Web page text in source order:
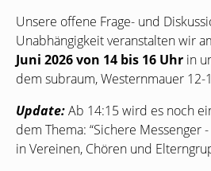
Unsere offene Frage- und
Unabhängigkeit veranstalten wir
Juni 2026 von 14 bis 16 Uhr in
dem subraum, Westernmauer
Update:Ab 14:15 wird es noch
dem Thema: “Sichere Messenger
in Vereinen, Chören und